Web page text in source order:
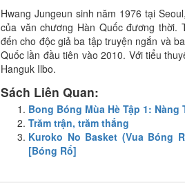
Hwang Jungeun sinh năm 1976 tại
của văn chương Hàn Quốc đương thời.
đến cho độc giả ba tập truyện ngắn và
Quốc lần đầu tiên vào 2010. Với tiểu
Hanguk Ilbo.
Sách Liên Quan:
Bong Bóng Mùa Hè Tập 1: Nàng
Trăm trận, trăm thắng
Kuroko No Basket (Vua Bóng
[Bóng Rổ]